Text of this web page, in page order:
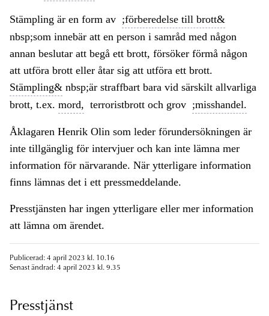
Stämpling är en form av ;förberedelse till brott&
nbsp;som innebär att en person i samråd med någon
annan beslutar att begå ett brott, försöker förmå någon
att utföra brott eller åtar sig att utföra ett brott.
Stämpling& nbsp;är straffbart bara vid särskilt allvarliga
brott, t.ex. mord, terroristbrott och grov ;misshandel.
Åklagaren Henrik Olin som leder förundersökningen är
inte tillgänglig för intervjuer och kan inte lämna mer
information för närvarande. När ytterligare information
finns lämnas det i ett pressmeddelande.
Presstjänsten har ingen ytterligare eller mer information
att lämna om ärendet.
Publicerad: 4 april 2023 kl. 10.16
Senast ändrad: 4 april 2023 kl. 9.35
Presstjänst